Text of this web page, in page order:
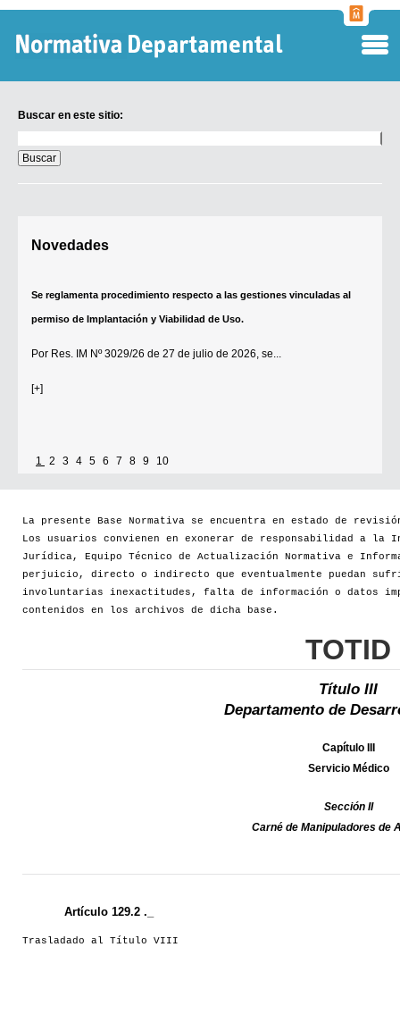
Buscar en este sitio:
en
este
sitio:
Novedades
Se reglamenta procedimiento respecto a las gestiones vinculadas al
permiso de Implantación y Viabilidad de Uso.
Por Res. IM Nº 3029/26 de 27 de julio de 2026, se...
[+]
1 2 3 4 5 6 7 8 9 10
La presente Base Normativa se encuentra en estado de
Los usuarios convienen en exonerar de responsabilidad a la
Jurídica, Equipo Técnico de Actualización Normativa e
perjuicio, directo o indirecto que eventualmente puedan
involuntarias inexactitudes, falta de información o datos
contenidos en los archivos de dicha base.
TOTID
Título III
Departamento de
Capítulo III
Servicio Médico
Sección II
Carné de Manipuladores de
Artículo 129.2 ._
Trasladado al Título VIII